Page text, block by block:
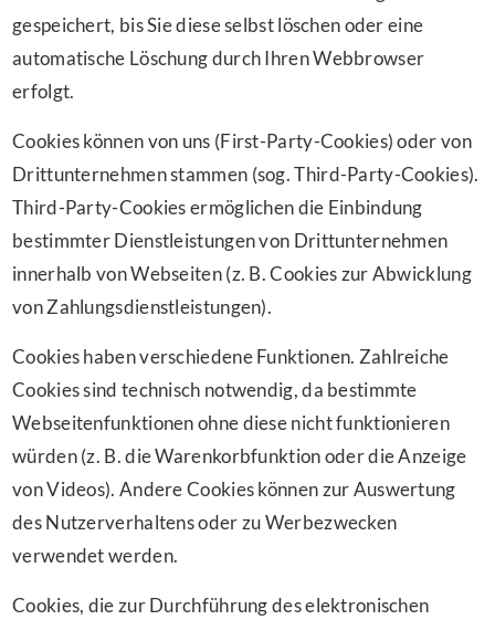
gespeichert, bis Sie diese selbst löschen oder eine
automatische Löschung durch Ihren Webbrowser
erfolgt.
Cookies können von uns (First-Party-Cookies) oder von
Drittunternehmen stammen (sog. Third-Party-Cookies).
Third-Party-Cookies ermöglichen die Einbindung
bestimmter Dienstleistungen von Drittunternehmen
innerhalb von Webseiten (z. B. Cookies zur Abwicklung
von Zahlungsdienstleistungen).
Cookies haben verschiedene Funktionen. Zahlreiche
Cookies sind technisch notwendig, da bestimmte
Webseitenfunktionen ohne diese nicht funktionieren
würden (z. B. die Warenkorbfunktion oder die Anzeige
von Videos). Andere Cookies können zur Auswertung
des Nutzerverhaltens oder zu Werbezwecken
verwendet werden.
Cookies, die zur Durchführung des elektronischen